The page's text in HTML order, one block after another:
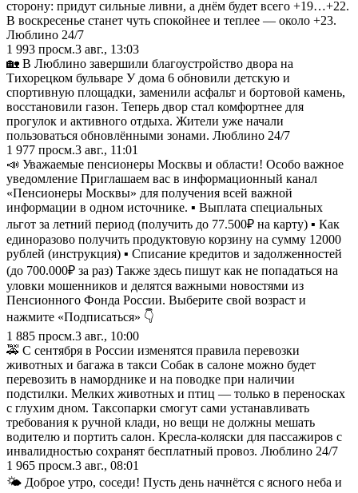
сторону: придут сильные ливни, а днём будет всего +19…+22.
В воскресенье станет чуть спокойнее и теплее — около +23.
Люблино 24/7
1 993 просм.3 авг., 13:03
🏡 В Люблино завершили благоустройство двора на
Тихорецком бульваре У дома 6 обновили детскую и
спортивную площадки, заменили асфальт и бортовой камень,
восстановили газон. Теперь двор стал комфортнее для
прогулок и активного отдыха. Жители уже начали
пользоваться обновлёнными зонами. Люблино 24/7
1 977 просм.3 авг., 11:01
📣 Уважаемые пенсионеры Москвы и области! Особо важное
уведомление Приглашаем вас в информационный канал
«Пенсионеры Москвы» для получения всей важной
информации в одном источнике. ▪️ Выплата специальных
льгот за летний период (получить до 77.500₽ на карту) ▪️ Как
единоразово получить продуктовую корзину на сумму 12000
рублей (инструкция) ▪️ Списание кредитов и задолженностей
(до 700.000₽ за раз) Также здесь пишут как не попадаться на
уловки мошенников и делятся важными новостями из
Пенсионного Фонда России. Выберите свой возраст и
нажмите «Подписаться» 👇
1 885 просм.3 авг., 10:00
🚕 С сентября в России изменятся правила перевозки
животных и багажа в такси Собак в салоне можно будет
перевозить в наморднике и на поводке при наличии
подстилки. Мелких животных и птиц — только в переносках
с глухим дном. Таксопарки смогут сами устанавливать
требования к ручной клади, но вещи не должны мешать
водителю и портить салон. Кресла-коляски для пассажиров с
инвалидностью сохранят бесплатный провоз. Люблино 24/7
1 965 просм.3 авг., 08:01
🌤️ Доброе утро, соседи! Пусть день начнётся с ясного неба и